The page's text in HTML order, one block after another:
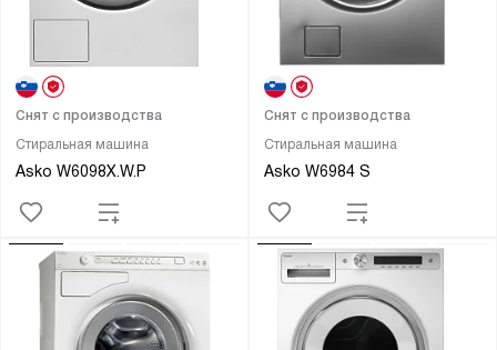
Стиральная машина
Asko W6098X.W.P
Снят с производства
Стиральная машина
Asko W6984 S
Снят с производства